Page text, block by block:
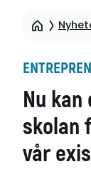
Nu
skolan
vår